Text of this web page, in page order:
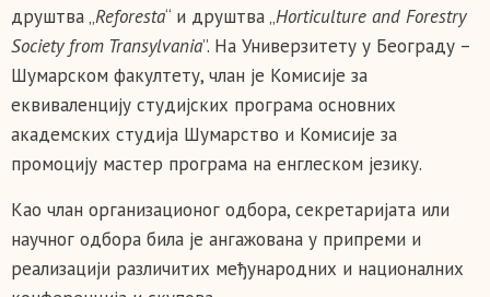
друштва „Reforesta“ и друштва „Horticulture and Forestry
Society from Transylvania”. На Универзитету у Београду –
Шумарском факултету, члан је Комисије за
еквиваленцију студијских програма основних
академских студија Шумарство и Комисије за
промоцију мастер програма на енглеском језику.
Као члан организационог одбора, секретаријата или
научног одбора била је ангажована у припреми и
реализацији различитих међународних и националних